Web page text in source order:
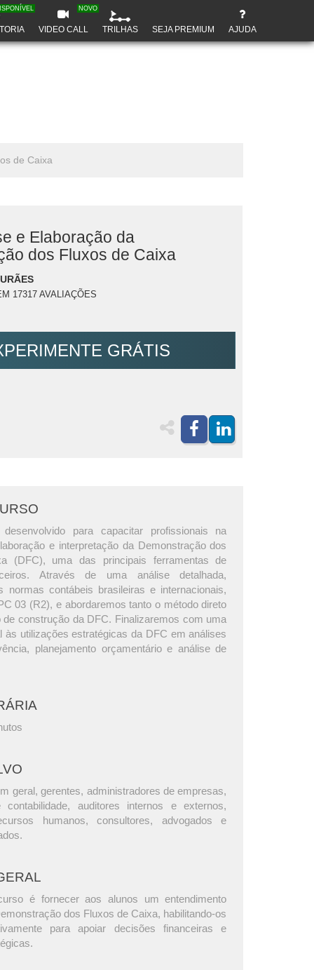
VIDEO CALL
NOVO
TRILHAS SEJA PREMIUM AJUDA
de Caixa
e Elaboração da
dos Fluxos de Caixa
17317 AVALIAÇÕES
GRÁTIS
para capacitar profissionais na
e interpretação da Demonstração dos
(DFC), uma das principais ferramentas de
Através de uma análise detalhada,
normas contábeis brasileiras e internacionais,
03 (R2), e abordaremos tanto o método direto
de construção da DFC. Finalizaremos com uma
às utilizações estratégicas da DFC em análises
planejamento orçamentário e análise de
geral, gerentes, administradores de empresas,
contabilidade, auditores internos e externos,
humanos, consultores, advogados e
é fornecer aos alunos um entendimento
dos Fluxos de Caixa, habilitando-os
para apoiar decisões financeiras e